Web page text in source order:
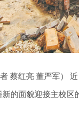
蔡红亮 董严军）
的面貌迎接主校区